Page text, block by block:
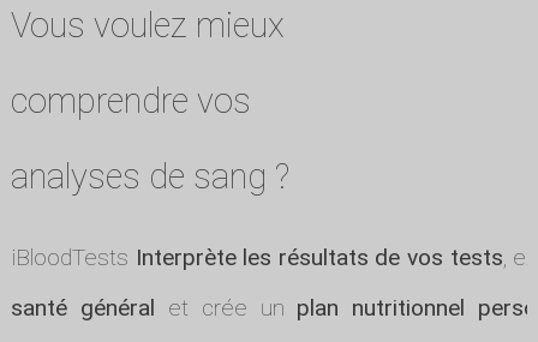
Vous voulez mieux
comprendre vos
analyses de sang ?
iBloodTests Interprète les résultats de vos tests,
santé général et crée un plan nutritionnel